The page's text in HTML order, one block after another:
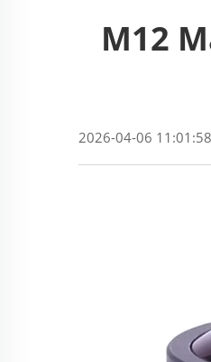
M12
2026-04-06 11:01:58